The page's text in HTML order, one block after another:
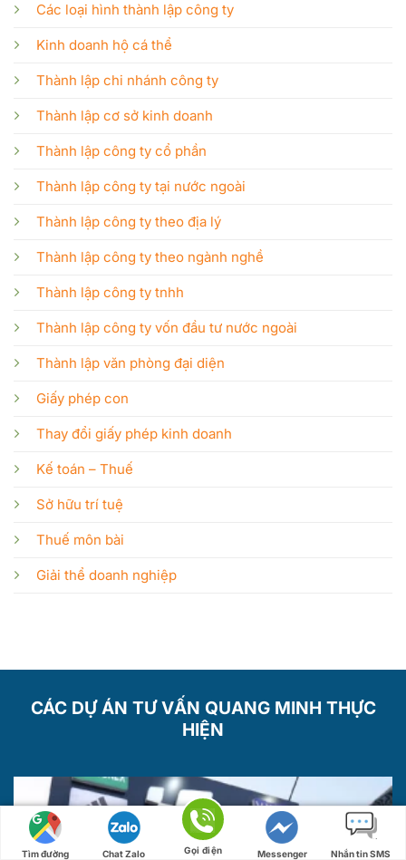
Các loại hình thành lập công ty
Kinh doanh hộ cá thể
Thành lập chi nhánh công ty
Thành lập cơ sở kinh doanh
Thành lập công ty cổ phần
Thành lập công ty tại nước ngoài
Thành lập công ty theo địa lý
Thành lập công ty theo ngành nghề
Thành lập công ty tnhh
Thành lập công ty vốn đầu tư nước ngoài
Thành lập văn phòng đại diện
Giấy phép con
Thay đổi giấy phép kinh doanh
Kế toán – Thuế
Sở hữu trí tuệ
Thuế môn bài
Giải thể doanh nghiệp
CÁC DỰ ÁN TƯ VẤN QUANG MINH THỰC
HIỆN
Tìm đường Chat Zalo Gọi điện Messenger Nhắn tin SMS